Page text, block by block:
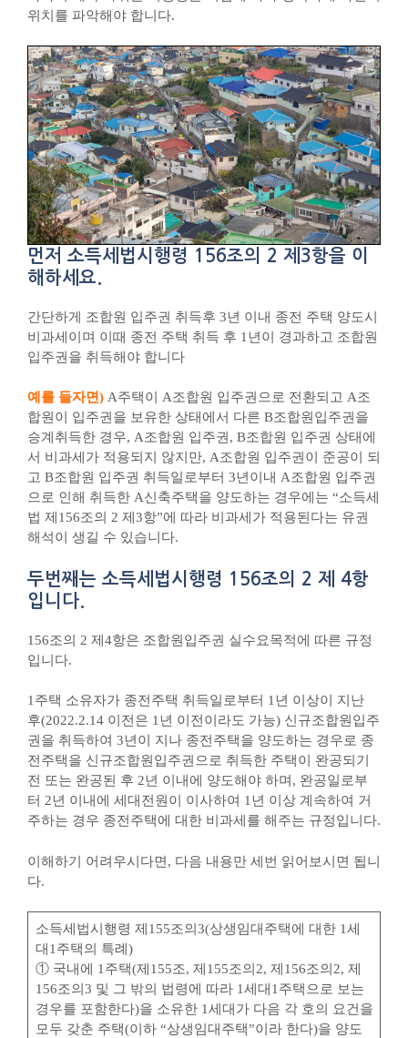
위치를 파악해야 합니다.
먼저 소득세법시행령 156조의 2 제3항을 이
해하세요.
​간단하게 조합원 입주권 취득후 3년 이내 종전 주택 양도시
비과세이며 이때 종전 주택 취득 후 1년이 경과하고 조합원
입주권을 취득해야 합니다
예를 들자면) A주택이 A조합원 입주권으로 전환되고 A조
합원이 입주권을 보유한 상태에서 다른 B조합원입주권을
승계취득한 경우, A조합원 입주권, B조합원 입주권 상태에
서 비과세가 적용되지 않지만, A조합원 입주권이 준공이 되
고 B조합원 입주권 취득일로부터 3년이내 A조합원 입주권
으로 인해 취득한 A신축주택을 양도하는 경우에는 “소득세
법 제156조의 2 제3항”에 따라 비과세가 적용된다는 유권
해석이 생길 수 있습니다.
두번째는 소득세법시행령 156조의 2 제 4항
입니다.
156조의 2 제4항은 조합원입주권 실수요목적에 따른 규정
입니다.
1주택 소유자가 종전주택 취득일로부터 1년 이상이 지난
후(2022.2.14 이전은 1년 이전이라도 가능) 신규조합원입주
권을 취득하여 3년이 지나 종전주택을 양도하는 경우로 종
전주택을 신규조합원입주권으로 취득한 주택이 완공되기
전 또는 완공된 후 2년 이내에 양도해야 하며, 완공일로부
터 2년 이내에 세대전원이 이사하여 1년 이상 계속하여 거
주하는 경우 종전주택에 대한 비과세를 해주는 규정입니다.
이해하기 어려우시다면, 다음 내용만 세번 읽어보시면 됩니
다.
소득세법시행령 제155조의3(상생임대주택에 대한 1세
대1주택의 특례)
① 국내에 1주택(제155조, 제155조의2, 제156조의2, 제
156조의3 및 그 밖의 법령에 따라 1세대1주택으로 보는
경우를 포함한다)을 소유한 1세대가 다음 각 호의 요건을
모두 갖춘 주택(이하 “상생임대주택”이라 한다)을 양도